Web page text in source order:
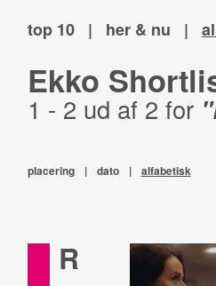
top 10 | her & nu |
Ekko
1 - 2 ud af 2 for
placering | dato | alfabetisk
R